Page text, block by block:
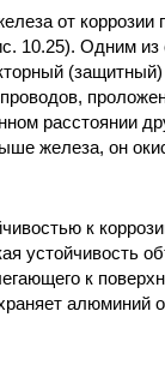
от коррозии
10.25). Одним
расстоянии
железа, он
к
устойчивость
к
алюминий